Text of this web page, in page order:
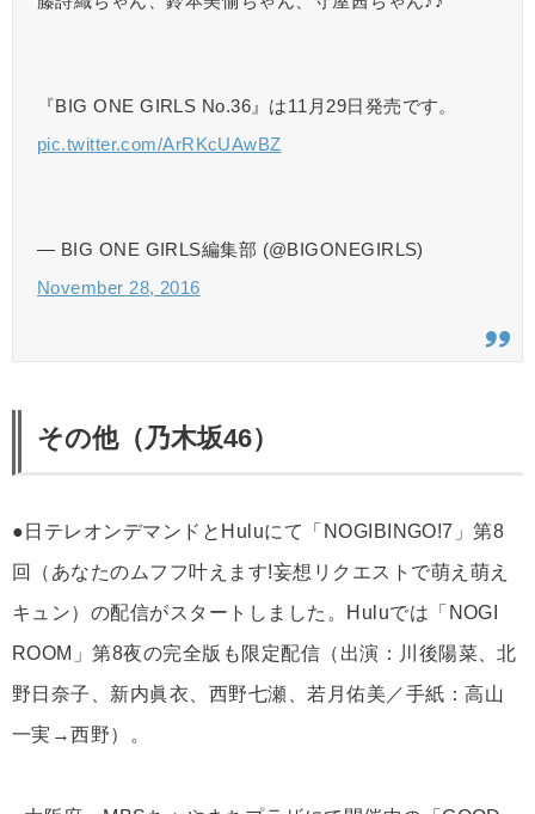
『BIG ONE GIRLS No.36』は11月29日発売です。
pic.twitter.com/ArRKcUAwBZ
— BIG ONE GIRLS編集部 (@BIGONEGIRLS)
November 28, 2016
その他（乃木坂46）
●日テレオンデマンドとHuluにて「NOGIBINGO!7」第8
回（あなたのムフフ叶えます!妄想リクエストで萌え萌え
キュン）の配信がスタートしました。Huluでは「NOGI
ROOM」第8夜の完全版も限定配信（出演：川後陽菜、北
野日奈子、新内眞衣、西野七瀬、若月佑美／手紙：高山
一実→西野）。